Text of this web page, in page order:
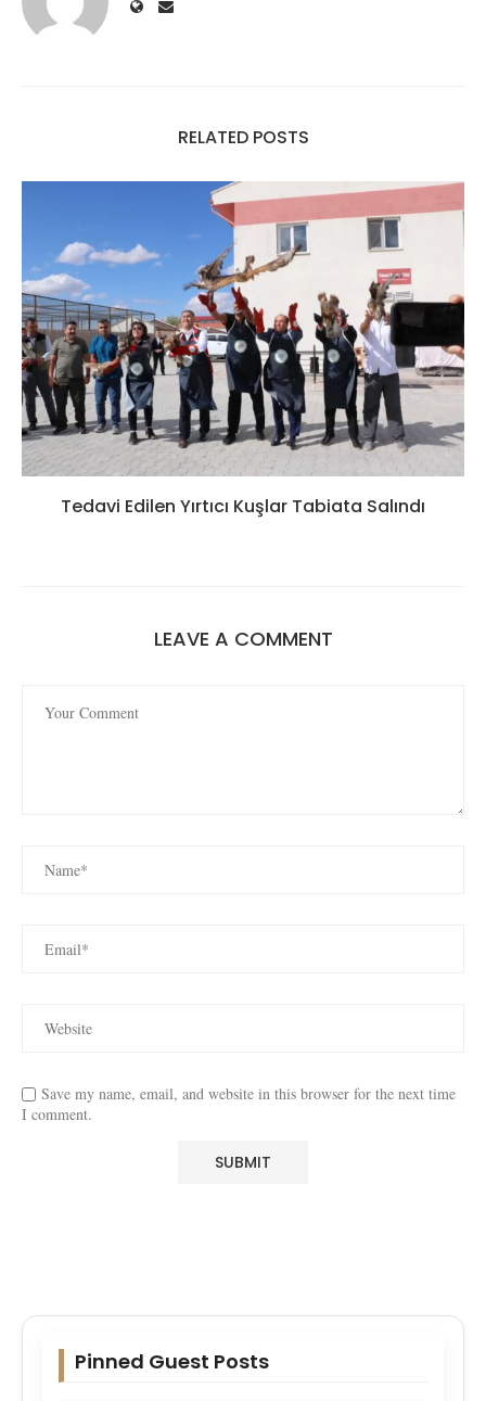
RELATED POSTS
Tedavi Edilen Yırtıcı Kuşlar Tabiata Salındı
LEAVE A COMMENT
Save my name, email, and website in this browser for the next time
I comment.
Pinned Guest Posts